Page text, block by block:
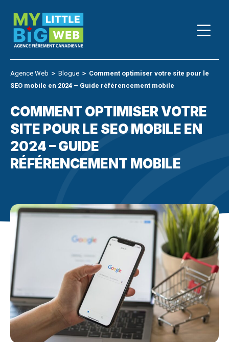
content
Agence Web ＞ Blogue ＞ Comment optimiser votre site pour le
SEO mobile en 2024 – Guide référencement mobile
COMMENT OPTIMISER VOTRE
SITE POUR LE SEO MOBILE EN
2024 – GUIDE
RÉFÉRENCEMENT MOBILE